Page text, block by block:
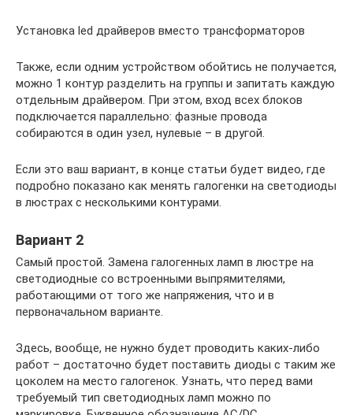
Установка led драйверов вместо трансформаторов
Также, если одним устройством обойтись не получается,
можно 1 контур разделить на группы и запитать каждую
отдельным драйвером. При этом, вход всех блоков
подключается параллельно: фазные провода
собираются в один узел, нулевые – в другой.
Если это ваш вариант, в конце статьи будет видео, где
подробно показано как менять галогенки на светодиоды
в люстрах с несколькими контурами.
Вариант 2
Самый простой. Замена галогенных ламп в люстре на
светодиодные со встроенными выпрямителями,
работающими от того же напряжения, что и в
первоначальном варианте.
Здесь, вообще, не нужно будет проводить каких-либо
работ – достаточно будет поставить диоды с таким же
цоколем на место галогенок. Узнать, что перед вами
требуемый тип светодиодных ламп можно по